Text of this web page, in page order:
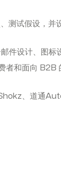
测试假设，
件设计、图
者和面向 B2B
、道通